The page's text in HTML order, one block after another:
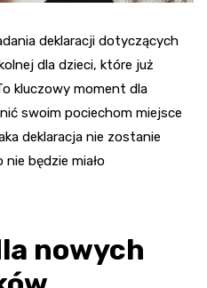
deklaracji dotyczących
dla dzieci, które już
kluczowy moment dla
swoim pociechom miejsce
deklaracja nie zostanie
nie będzie miało
nowych